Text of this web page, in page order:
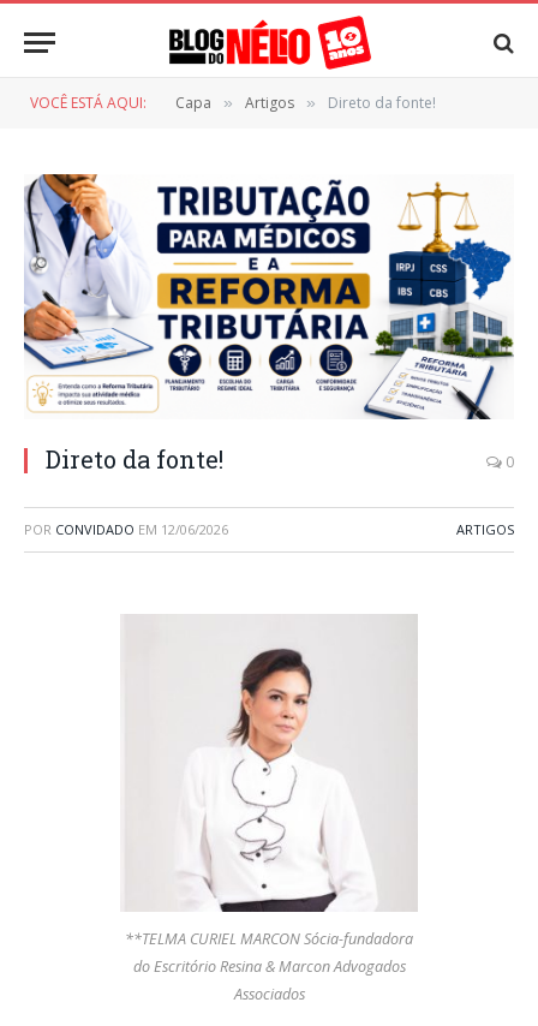
VOCÊ ESTÁ AQUI: Capa » Artigos » Direto da fonte!
Direto da fonte! 0
POR CONVIDADO EM 12/06/2026 ARTIGOS
**TELMA CURIEL MARCON Sócia-fundadora
do Escritório Resina & Marcon Advogados
Associados